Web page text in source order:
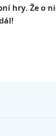
hry. Že o